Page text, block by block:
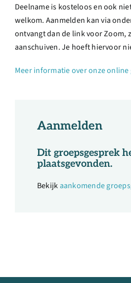
Deelname is kosteloos en ook
welkom. Aanmelden kan via
ontvangt dan de link voor Zoom,
aanschuiven. Je hoeft hiervoor
Meer informatie over onze
Aanmelden
Dit groepsgesprek
plaatsgevonden.
Bekijk aankomende